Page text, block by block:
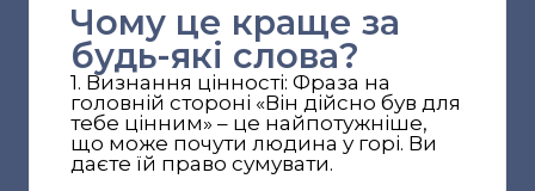
Чому це краще за
будь-які слова?
1. Визнання цінності: Фраза на
головній стороні «Він дійсно був для
тебе цінним» – це найпотужніше,
що може почути людина у горі. Ви
даєте їй право сумувати.